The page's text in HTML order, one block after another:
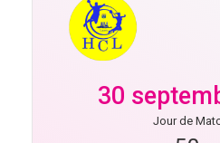
30
Jour de